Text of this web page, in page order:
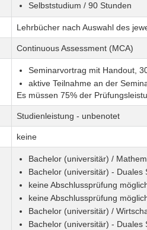
Selbststudium / 90 Stunden
Lehrbücher nach Auswahl des
Continuous Assessment (MCA)
Seminarvortrag mit Handout,
aktive Teilnahme an der
Es müssen 75% der
Studienleistung - unbenotet
keine
Bachelor (universitär) /
Bachelor (universitär) -
keine Abschlussprüfung
keine Abschlussprüfung
Bachelor (universitär) /
Bachelor (universitär) -